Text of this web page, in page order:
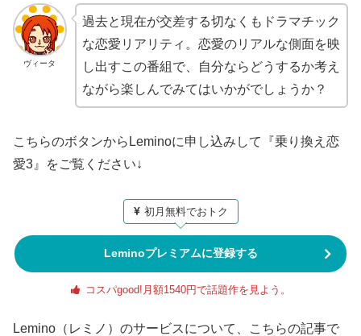
ヴィータ
過去と現在が交差する切なくもドラマチック
な恋愛リアリティ。恋愛のリアルな側面を映
し出すこの番組で、自分ならどうするか考え
ながら楽しんでみてはいかがでしょうか？
こちらのボタンからLeminoに申し込みして『乗り換え恋
愛3』をご覧ください↓
初月無料でおトク
Leminoプレミアムに登録する
コスパgood!月額1540円で話題作を見よう。
Lemino（レミノ）のサービスについて、こちらの記事で